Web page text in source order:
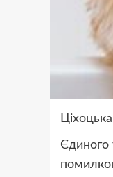
Єдиного